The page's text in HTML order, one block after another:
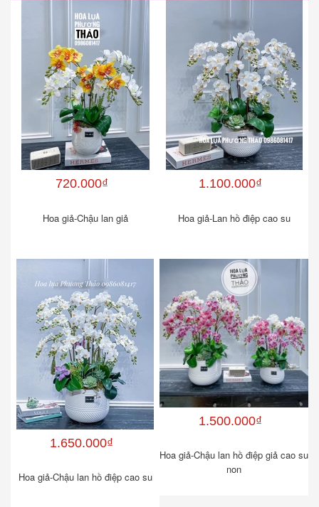
720.000₫
Hoa giả-Chậu lan giả
1.100.000₫
Hoa giả-Lan hồ điệp cao su
1.650.000₫
Hoa giả-Chậu lan hồ điệp cao su
1.500.000₫
Hoa giả-Chậu lan hồ điệp giả cao su
non